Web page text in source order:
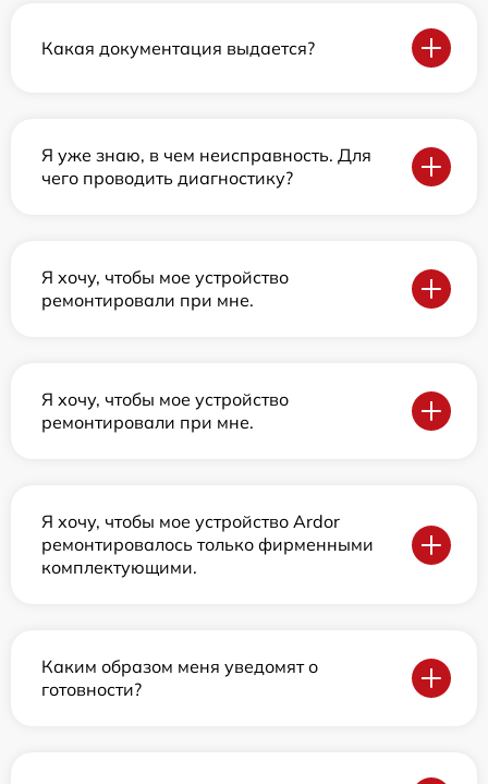
Какая документация выдается?
Я уже знаю, в чем неисправность. Для
чего проводить диагностику?
Я хочу, чтобы мое устройство
ремонтировали при мне.
Я хочу, чтобы мое устройство
ремонтировали при мне.
Я хочу, чтобы мое устройство Ardor
ремонтировалось только фирменными
комплектующими.
Каким образом меня уведомят о
готовности?